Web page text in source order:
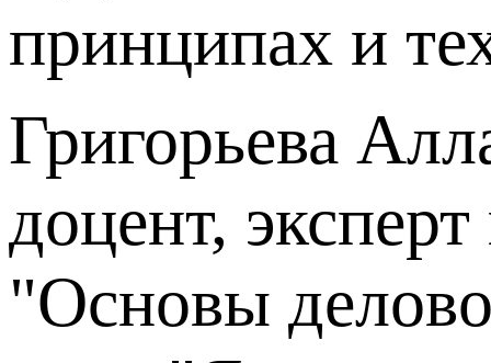
принципах и
Григорьева
доцент,
"Основы